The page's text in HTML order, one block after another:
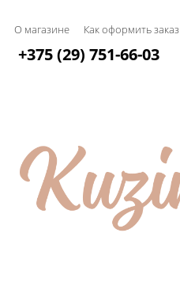
О магазине Как оформить заказ
+375 (29) 751-66-03